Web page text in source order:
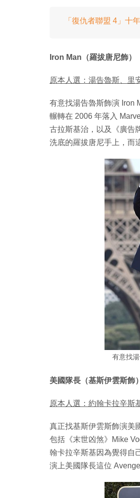
「復仇者聯盟 4」十
Iron Man（羅拔唐尼飾）
原本人選：湯告魯斯、里
有意找湯告魯斯飾演 Iron
輾轉在 2006 年落入
古拉斯基治，以及《廣告
洗底的羅拔唐尼手上，而
有意找
美國隊長（基斯伊雲斯飾）
原本人選：約翰卡拉辛斯
真正找基斯伊雲斯飾演美
包括《末世凶煞》Mike
翰卡拉辛斯基因為覺得自
演上美國隊長這位